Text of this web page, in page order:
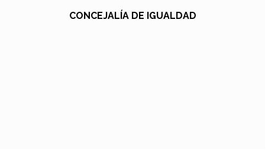
CONCEJALÍA DE IGUALDAD